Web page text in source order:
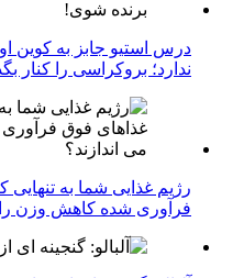
درس استیو جابز به کوین
ندارد؛ بروکراسی را کنار
رژیم غذایی شما به
فرآوری شده کاهش وزن را